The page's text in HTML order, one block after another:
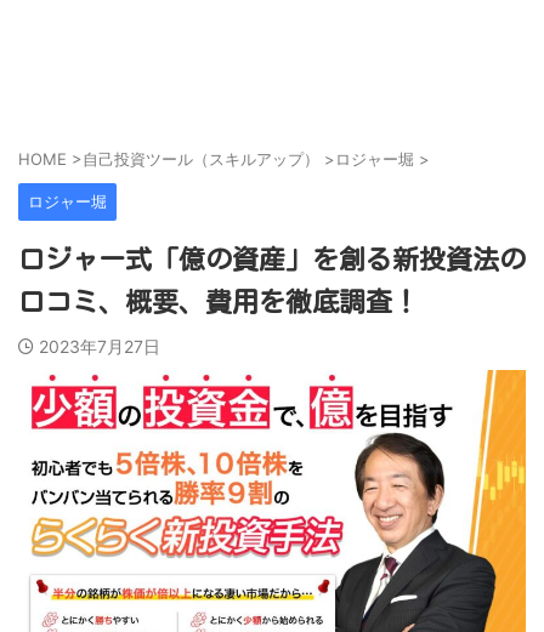
HOME >自己投資ツール（スキルアップ） >ロジャー堀 >
ロジャー堀
ロジャー式「億の資産」を創る新投資法の
口コミ、概要、費用を徹底調査！
2023年7月27日